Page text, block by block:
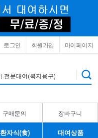
마이페이지
회원가입
로그인
구매문의 장바구니
환자식(食) 대여상품